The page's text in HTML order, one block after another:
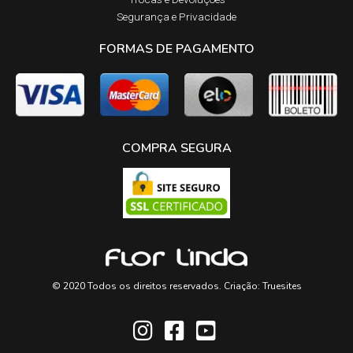
Segurança e Privacidade
FORMAS DE PAGAMENTO
COMPRA SEGURA
© 2020 Todos os direitos reservados. Criação: Truesites